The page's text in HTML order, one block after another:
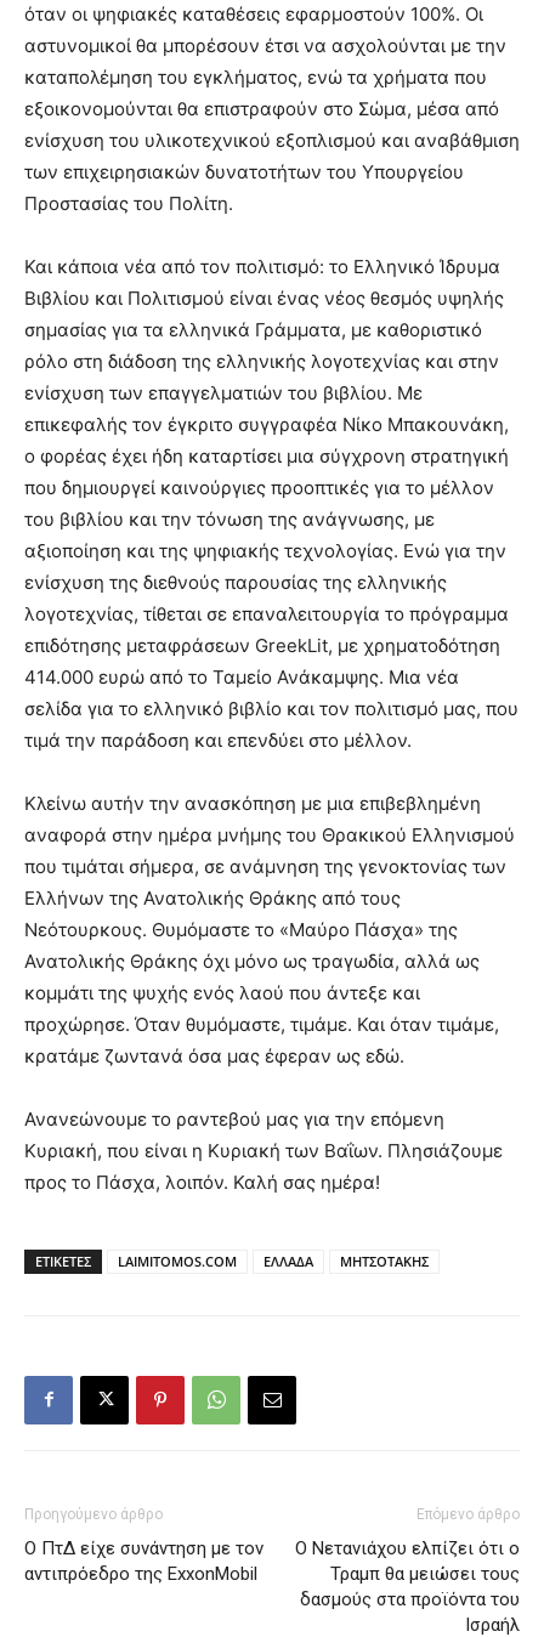
όταν οι ψηφιακές καταθέσεις εφαρμοστούν 100%. Οι
αστυνομικοί θα μπορέσουν έτσι να ασχολούνται με την
καταπολέμηση του εγκλήματος, ενώ τα χρήματα που
εξοικονομούνται θα επιστραφούν στο Σώμα, μέσα από
ενίσχυση του υλικοτεχνικού εξοπλισμού και αναβάθμιση
των επιχειρησιακών δυνατοτήτων του Υπουργείου
Προστασίας του Πολίτη.
Και κάποια νέα από τον πολιτισμό: το Ελληνικό Ίδρυμα
Βιβλίου και Πολιτισμού είναι ένας νέος θεσμός υψηλής
σημασίας για τα ελληνικά Γράμματα, με καθοριστικό
ρόλο στη διάδοση της ελληνικής λογοτεχνίας και στην
ενίσχυση των επαγγελματιών του βιβλίου. Με
επικεφαλής τον έγκριτο συγγραφέα Νίκο Μπακουνάκη,
ο φορέας έχει ήδη καταρτίσει μια σύγχρονη στρατηγική
που δημιουργεί καινούργιες προοπτικές για το μέλλον
του βιβλίου και την τόνωση της ανάγνωσης, με
αξιοποίηση και της ψηφιακής τεχνολογίας. Ενώ για την
ενίσχυση της διεθνούς παρουσίας της ελληνικής
λογοτεχνίας, τίθεται σε επαναλειτουργία το πρόγραμμα
επιδότησης μεταφράσεων GreekLit, με χρηματοδότηση
414.000 ευρώ από το Ταμείο Ανάκαμψης. Μια νέα
σελίδα για το ελληνικό βιβλίο και τον πολιτισμό μας, που
τιμά την παράδοση και επενδύει στο μέλλον.
Κλείνω αυτήν την ανασκόπηση με μια επιβεβλημένη
αναφορά στην ημέρα μνήμης του Θρακικού Ελληνισμού
που τιμάται σήμερα, σε ανάμνηση της γενοκτονίας των
Ελλήνων της Ανατολικής Θράκης από τους
Νεότουρκους. Θυμόμαστε το «Μαύρο Πάσχα» της
Ανατολικής Θράκης όχι μόνο ως τραγωδία, αλλά ως
κομμάτι της ψυχής ενός λαού που άντεξε και
προχώρησε. Όταν θυμόμαστε, τιμάμε. Και όταν τιμάμε,
κρατάμε ζωντανά όσα μας έφεραν ως εδώ.
Ανανεώνουμε το ραντεβού μας για την επόμενη
Κυριακή, που είναι η Κυριακή των Βαΐων. Πλησιάζουμε
προς το Πάσχα, λοιπόν. Καλή σας ημέρα!
ΕΤΙΚΕΤΕΣ LAIMITOMOS.COM ΕΛΛΑΔΑ ΜΗΤΣΟΤΑΚΗΣ
Προηγούμενο άρθρο
Ο ΠτΔ είχε συνάντηση με τον
αντιπρόεδρο της ExxonMobil
Επόμενο άρθρο
Ο Νετανιάχου ελπίζει ότι ο
Τραμπ θα μειώσει τους
δασμούς στα προϊόντα του
Ισραήλ